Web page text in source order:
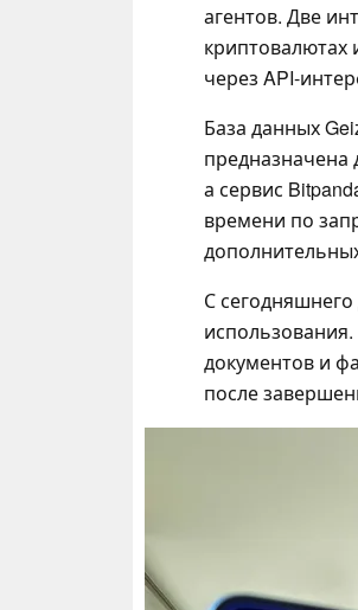
агентов. Две
криптовалютах
через API-
База данных
предназначена
а сервис
времени по
С
документов и
после